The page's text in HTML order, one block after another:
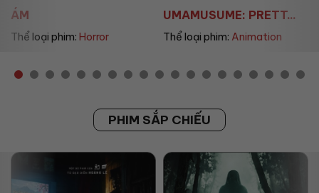
UMAMUSUME: PRETT...
Thể loại phim:Animation
THE LAND OF SOME...
Thể loại phim:Animation
PHIM SẮP CHIẾU